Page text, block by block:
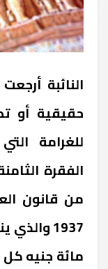
النائبة
حقيقية أو
للغرامة
1937
مائة جنيه